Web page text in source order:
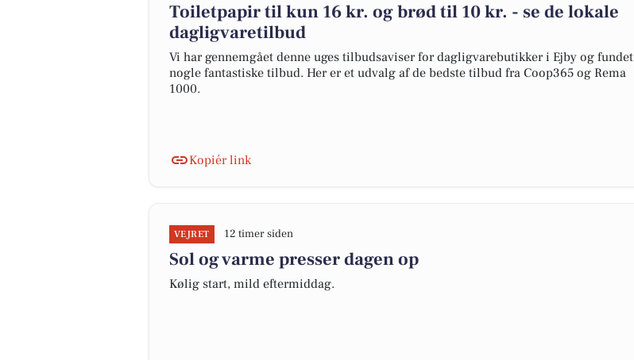
Toiletpapir til kun 16 kr. og brød til 10 kr. - se de lokale
dagligvaretilbud
Vi har gennemgået denne uges tilbudsaviser for dagligvarebutikker i Ejby og fundet
nogle fantastiske tilbud. Her er et udvalg af de bedste tilbud fra Coop365 og Rema
1000.
Kopiér link
VEJRET 12 timer siden
Sol og varme presser dagen op
Kølig start, mild eftermiddag.